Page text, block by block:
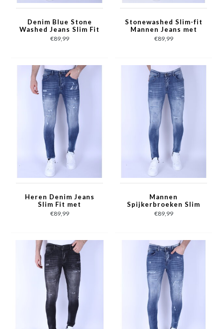
Denim Blue Stone
Washed Jeans Slim Fit
-1103 - Blauw
€89,99
Stonewashed Slim-fit
Mannen Jeans met
Stretch - 1093 - Grijs
€89,99
Heren Denim Jeans
Slim Fit met
Gebleekte Wassing -
1094 - Blauw
€89,99
Mannen
Spijkerbroeken Slim
Fit met Scheuren -
1095 - Blauw
€89,99